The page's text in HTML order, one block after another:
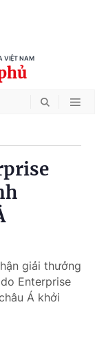
VIỆT NAM
giải thưởng
Enterprise
Á khởi